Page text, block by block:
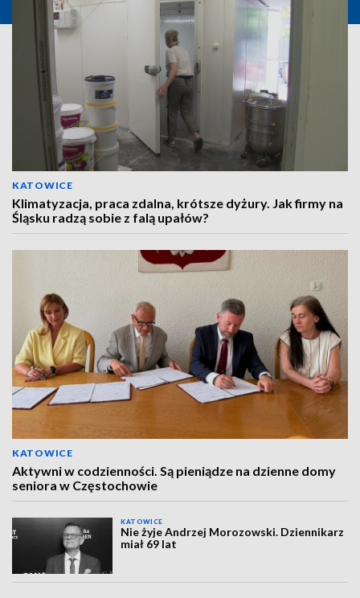
KATOWICE
Klimatyzacja, praca zdalna, krótsze dyżury. Jak firmy na
Śląsku radzą sobie z falą upałów?
KATOWICE
Aktywni w codzienności. Są pieniądze na dzienne domy
seniora w Częstochowie
KATOWICE
Nie żyje Andrzej Morozowski. Dziennikarz
miał 69 lat